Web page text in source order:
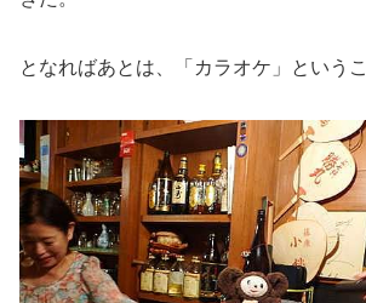
となればあとは、「カラオケ」という